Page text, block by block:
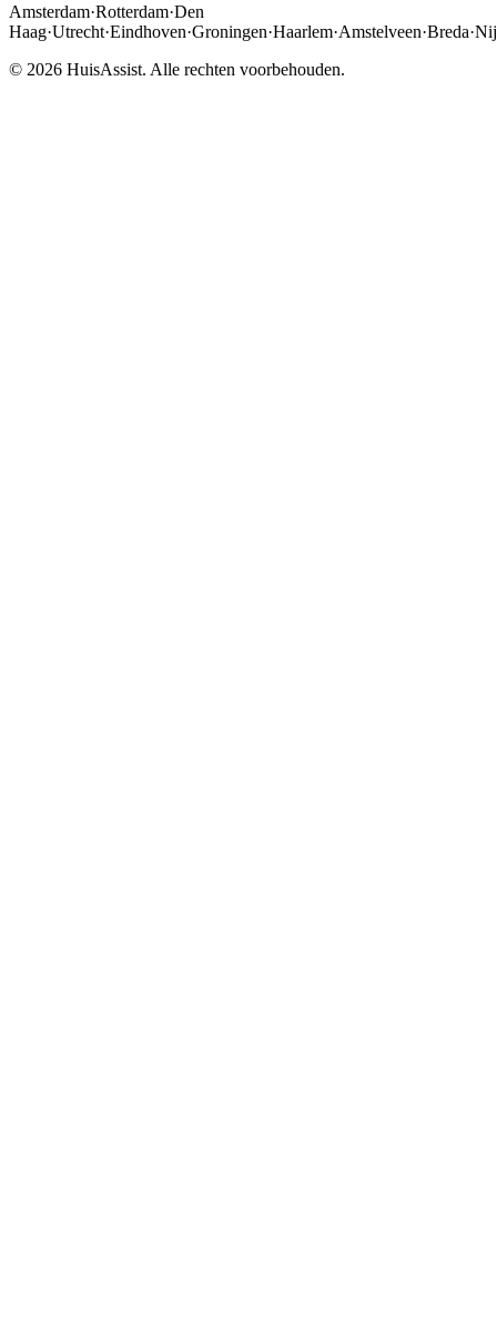
Amsterdam·Rotterdam·Den
Haag·Utrecht·Eindhoven·Groningen·Haarlem·Amstelveen·Breda·
© 2026 HuisAssist. Alle rechten voorbehouden.